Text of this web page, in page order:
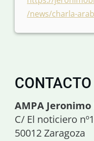
/news/charla-
CONTACTO
AMPA
C/ El noticiero nº1
50012 Zaragoza